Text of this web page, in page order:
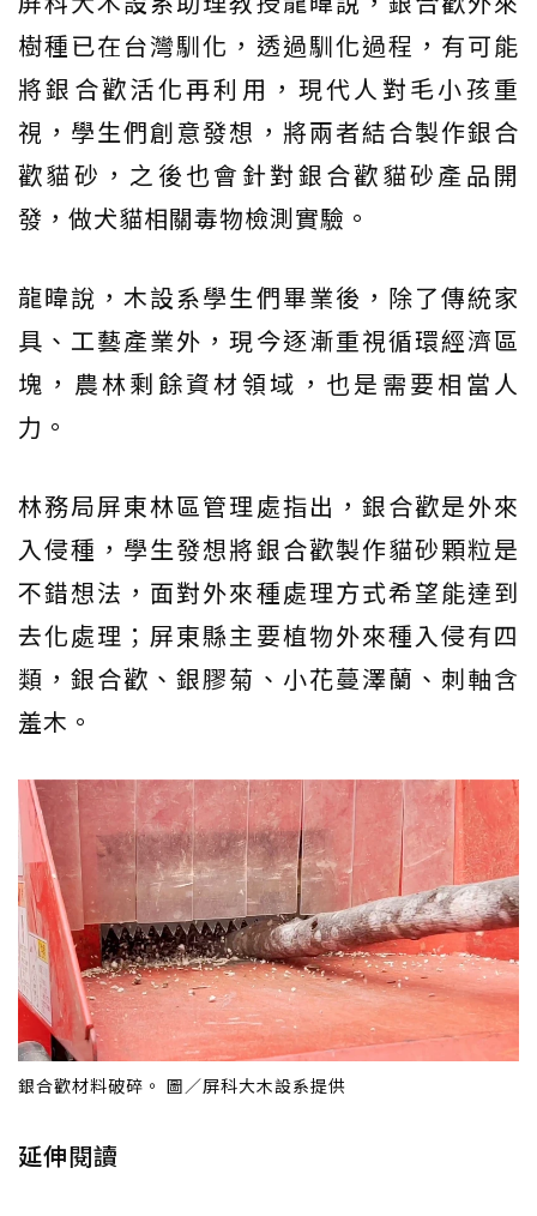
樹種已在台灣馴化，透過馴化過程，有可能
將銀合歡活化再利用，現代人對毛小孩重
視，學生們創意發想，將兩者結合製作銀合
歡貓砂，之後也會針對銀合歡貓砂產品開
發，做犬貓相關毒物檢測實驗。
龍暐說，木設系學生們畢業後，除了傳統家
具、工藝產業外，現今逐漸重視循環經濟區
塊，農林剩餘資材領域，也是需要相當人
力。
林務局屏東林區管理處指出，銀合歡是外來
入侵種，學生發想將銀合歡製作貓砂顆粒是
不錯想法，面對外來種處理方式希望能達到
去化處理；屏東縣主要植物外來種入侵有四
類，銀合歡、銀膠菊、小花蔓澤蘭、刺軸含
羞木。
銀合歡材料破碎。 圖／屏科大木設系提供
延伸閱讀